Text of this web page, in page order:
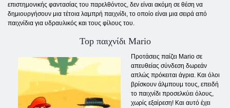
επιστημονικής φαντασίας του παρελθόντος, δεν είναι ακόμη σε θέση να
δημιουργήσουν μια τέτοια λαμπρή παιχνίδι, το οποίο είναι μια σειρά από
παιχνίδια για υδραυλικός και τους φίλους του.
Top παιχνίδι Mario
Προτάσεις παίζει Mario σε
απευθείας σύνδεση δωρεάν
απλώς πρόκειται άγρια. Και όλοι
βρίσκουν άλμπουμ τους, επειδή
το παιχνίδι προσελκύει όλους,
χωρίς εξαίρεση! Και αυτό έχει